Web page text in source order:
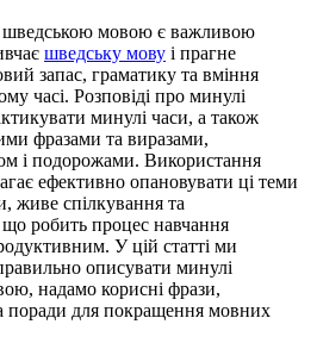
шведською мовою є важливою
шведську мову і прагне
запас, граматику та вміння
часі. Розповіді про минулі
минулі часи, а також
фразами та виразами,
і подорожами. Використання
ефективно опановувати ці теми
живе спілкування та
що робить процес навчання
У цій статті ми
описувати минулі
надамо корисні фрази,
поради для покращення мовних